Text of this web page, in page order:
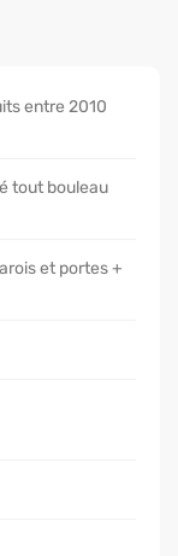
entre 2010
tout bouleau
et portes +